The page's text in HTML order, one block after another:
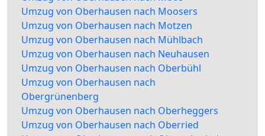
Umzug von Oberhausen nach Moosers
Umzug von Oberhausen nach Motzen
Umzug von Oberhausen nach Mühlbach
Umzug von Oberhausen nach Neuhausen
Umzug von Oberhausen nach Oberbühl
Umzug von Oberhausen nach
Obergrünenberg
Umzug von Oberhausen nach Oberheggers
Umzug von Oberhausen nach Oberried